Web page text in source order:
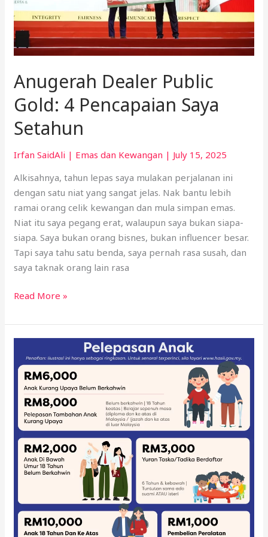
Anugerah Dealer Public
Gold: 4 Pencapaian Saya
Setahun
Irfan SaidAli | Emas dan Kewangan | July 15, 2025
Alkisahnya, tahun lepas saya mulakan perjalanan ini
dengan satu niat yang sangat jelas. Nak bantu lebih
ramai orang celik kewangan dan mula simpan emas.
Niat itu saya pegang erat, walaupun saya bukan siapa-
siapa. Saya bukan orang bisnes, bukan influencer besar.
Tapi saya tahu satu benda, saya pernah rasa susah, dan
saya taknak orang lain rasa
Setahun
Read More »
Bayar
Cukai
Tanpa
Stress
(Rahsia
Jimat
Hingga
RM5,000!)